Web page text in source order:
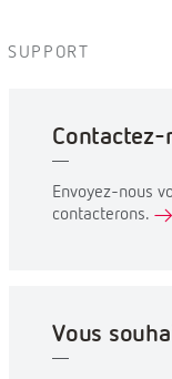
SUPPORT
Contactez-
Envoyez-nous
contacterons.
Vous